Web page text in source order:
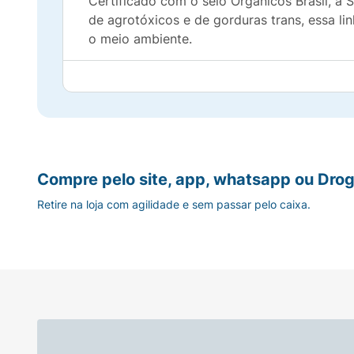
de agrotóxicos e de gorduras trans, essa
o meio ambiente.
Maior valor nutricional.
Sem gorduras trans.
Farinha de trigo orgânica
vegetal orgânica, cacau em pó orgânico,
Compre pelo site, app, whatsapp ou
Retire na loja com agilidade e sem passar pelo caixa.